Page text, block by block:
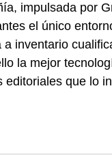
impulsada por
el único
inventario
la mejor
editoriales que lo